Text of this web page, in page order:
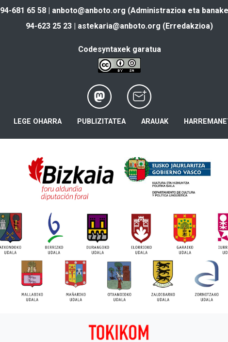
94-681 65 58 | anboto@anboto.org (Administrazioa eta
94-623 25 23 | astekaria@anboto.org (Erredakzioa)
Codesyntaxek garatua
LEGE OHARRA PUBLIZITATEA ARAUAK